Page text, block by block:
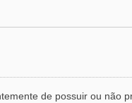
de possuir ou não